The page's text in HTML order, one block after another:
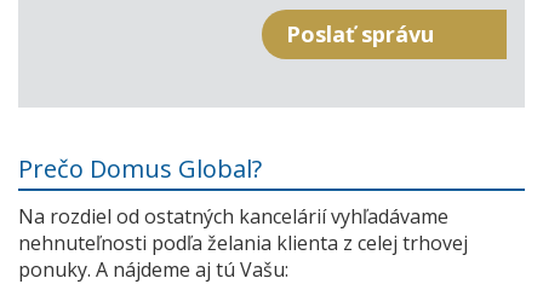
Prečo Domus Global?
Na rozdiel od ostatných kancelárií vyhľadávame
nehnuteľnosti podľa želania klienta z celej trhovej
ponuky. A nájdeme aj tú Vašu: